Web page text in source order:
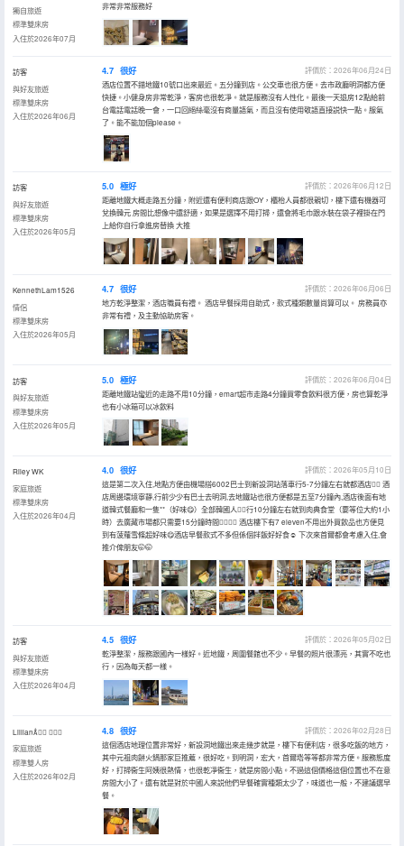
獨自旅遊
標準雙床房
入住於2026年07月
非常非常服務好
訪客
與好友旅遊
標準雙床房
入住於2026年06月
4.7 很好
評價於：2026年06月24日
酒店位置不錯地鐵10號口出來最近。五分鐘到店。公交車也很方便。去市政廳明洞都方便
快捷。小健身房非常乾淨，客房也很乾凈。就是服務沒有人性化。最後一天退房12點給前
台電話電話晚一會，一口回絕絲毫沒有商量語氣，而且沒有使用敬語直接説快一點。服氣
了。能不能加個please。
訪客
與好友旅遊
標準雙床房
入住於2026年05月
5.0 極好
評價於：2026年06月12日
距離地鐵大概走路五分鐘，附近還有便利商店跟OY，櫃枱人員都很親切，樓下還有機器可
兌換韓元 房間比想像中還舒適，如果是選擇不用打掃，還會將毛巾跟水裝在袋子裡掛在門
上給你自行拿進房替換 大推
KennethLam1526
情侶
標準雙床房
入住於2026年05月
4.7 很好
評價於：2026年06月06日
地方乾淨整潔，酒店職員有禮。 酒店早餐採用自助式，款式種類數量尚算可以。 房務員亦
非常有禮，及主動協助房客。
訪客
與好友旅遊
標準雙床房
入住於2026年05月
5.0 極好
評價於：2026年06月04日
距離地鐵站蠻近的走路不用10分鐘，emart超市走路4分鐘買零食飲料很方便，房也算乾淨
也有小冰箱可以冰飲料
Riley WK
家庭旅遊
標準雙床房
入住於2026年04月
4.0 很好
評價於：2026年05月10日
這是第二次入住,地點方便由機場搭6002巴士到新設洞站落車行5-7分鐘左右就都酒店👍🏻 酒
店周邊環境寧靜,行前少少有巴士去明洞,去地鐵站也很方便都是五至7分鐘內,酒店後面有地
道韓式餐廳和一隻**（好味😋）全部韓國人👍🏻行10分鐘左右就到肉典食堂（要等位大約1小
時）去廣藏市場都只需要15分鐘時間👍🏻👍🏻 酒店樓下有7 eleven不用出外買飲品也方便見
到有菠蘿雪條超好味😋酒店早餐款式不多但係個拌飯好好食☺️ 下次來首爾都會考慮入住,會
推介俾朋友🤭🤭
訪客
與好友旅遊
標準雙床房
入住於2026年04月
4.5 很好
評價於：2026年05月02日
乾淨整潔，服務跟國內一樣好。近地鐵，周圍餐館也不少。早餐的照片很漂亮，其實不吃也
行，因為每天都一樣。
Lillian ＆
家庭旅遊
標準雙人房
入住於2026年02月
4.8 很好
評價於：2026年02月28日
這個酒店地理位置非常好，新設洞地鐵出來走幾步就是，樓下有便利店，很多吃飯的地方，
其中元祖肉餅火鍋那家巨推薦，很好吃。到明洞，宏大，首爾塔等等都非常方便。服務態度
好，打掃衞生阿姨很熱情，也很乾凈衞生，就是房間小點。不過這個價格這個位置也不在意
房間大小了。還有就是對於中國人來説他們早餐確實種類太少了，味道也一般，不建議選早
餐。